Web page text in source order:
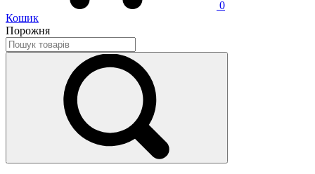
0
Кошик
Порожня